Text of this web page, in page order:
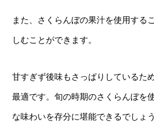
また、さくらんぼの果汁を使用する
しむことができます。
甘すぎず後味もさっぱりしているた
最適です。旬の時期のさくらんぼを
な味わいを存分に堪能できるでしょう